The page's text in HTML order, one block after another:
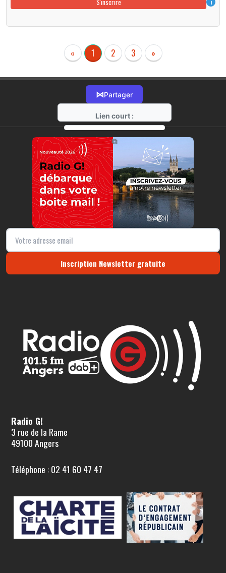
i
« 1 2 3 »
⋈Partager
Lien court :
https://radio-g.fr?r128
⧉
Inscription Newsletter gratuite
Radio G!
3 rue de la Rame
49100 Angers
Téléphone : 02 41 60 47 47